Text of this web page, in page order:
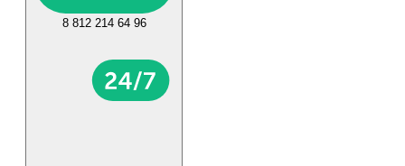
8 812 214 64 96